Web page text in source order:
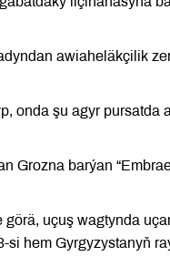
awiaheläkçilik
onda şu agyr pursatda
Grozna barýan
uçuş wagtynda
hem Gyrgyzystanyň